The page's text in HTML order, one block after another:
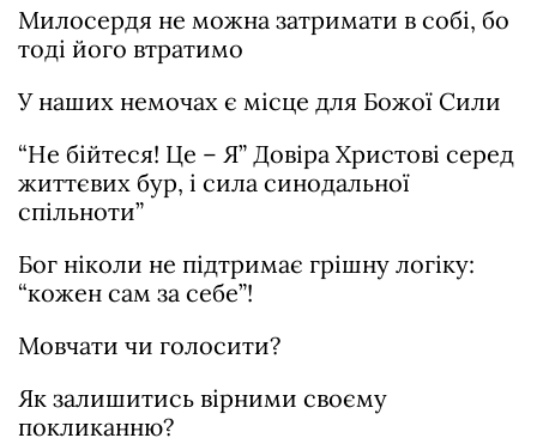
Милосердя не можна затримати в собі, бо
тоді його втратимо
У наших немочах є місце для Божої Сили
“Не бійтеся! Це – Я” Довіра Христові серед
життєвих бур, і сила синодальної
спільноти”
Бог ніколи не підтримає грішну логіку:
“кожен сам за себе”!
Мовчати чи голосити?
Як залишитись вірними своєму
покликанню?